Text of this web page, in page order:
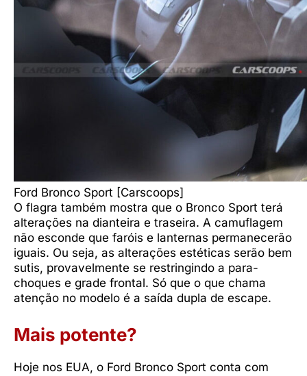
Ford Bronco Sport [Carscoops]
O flagra também mostra que o Bronco Sport terá
alterações na dianteira e traseira. A camuflagem
não esconde que faróis e lanternas permanecerão
iguais. Ou seja, as alterações estéticas serão bem
sutis, provavelmente se restringindo a para-
choques e grade frontal. Só que o que chama
atenção no modelo é a saída dupla de escape.
Mais potente?
Hoje nos EUA, o Ford Bronco Sport conta com